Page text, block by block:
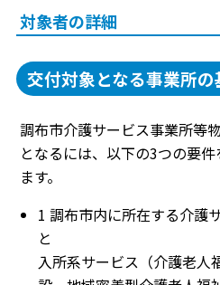
対象者の詳細
交付対象となる事業所
調布市介護サービス事業所等
となるには、以下の3つの要
ます。
1 調布市内に所在する介護
と
入所系サービス（介護老人